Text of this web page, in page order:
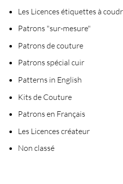
Les Licences étiquettes à
Patrons "sur-mesure"
Patrons de couture
Patrons spécial cuir
Patterns in English
Kits de Couture
Patrons en Français
Les Licences créateur
Non classé